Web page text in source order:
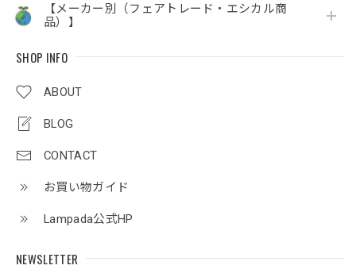
【メーカー別（フェアトレード・エシカル商
品）】
SHOP INFO
ABOUT
BLOG
CONTACT
お買い物ガイド
Lampada公式HP
NEWSLETTER